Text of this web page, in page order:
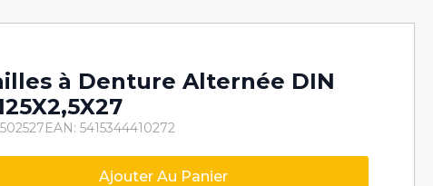
à Denture Alternée DIN
EAN: 5415344410272
Ajouter Au Panier